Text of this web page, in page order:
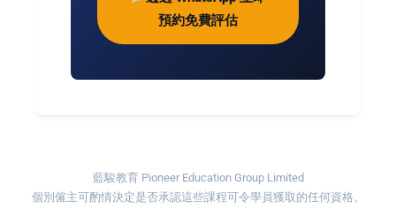
預約免費評估
藍駿教育 Pioneer Education Group Limited
個別僱主可酌情決定是否承認這些課程可令學員獲取的任何資格。